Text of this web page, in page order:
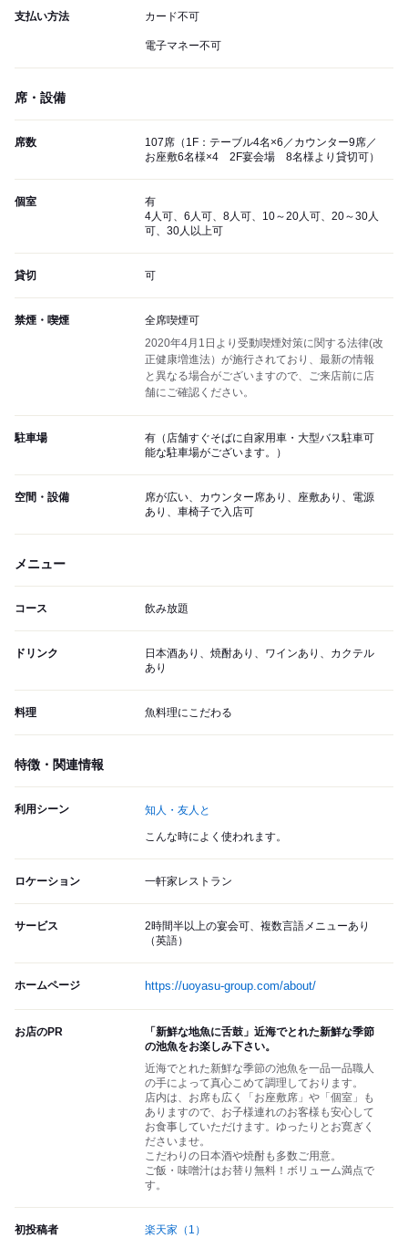
支払い方法 カード不可
電子マネー不可
席・設備
席数
107席（1F：テーブル4名×6／カウンター9席／
お座敷6名様×4 2F宴会場 8名様より貸切可）
個室
有
4人可、6人可、8人可、10～20人可、20～30人
可、30人以上可
貸切 可
禁煙・喫煙
全席喫煙可
2020年4月1日より受動喫煙対策に関する法律(改
正健康増進法）が施行されており、最新の情報
と異なる場合がございますので、ご来店前に店
舗にご確認ください。
駐車場
有（店舗すぐそばに自家用車・大型バス駐車可
能な駐車場がございます。）
空間・設備
席が広い、カウンター席あり、座敷あり、電源
あり、車椅子で入店可
メニュー
コース 飲み放題
ドリンク
日本酒あり、焼酎あり、ワインあり、カクテル
あり
料理 魚料理にこだわる
特徴・関連情報
利用シーン 知人・友人と
こんな時によく使われます。
ロケーション 一軒家レストラン
サービス
2時間半以上の宴会可、複数言語メニューあり
（英語）
ホームページ https://uoyasu-group.com/about/
お店のPR
「新鮮な地魚に舌鼓」近海でとれた新鮮な季節
の池魚をお楽しみ下さい。
近海でとれた新鮮な季節の池魚を一品一品職人
の手によって真心こめて調理しております。
店内は、お席も広く「お座敷席」や「個室」も
ありますので、お子様連れのお客様も安心して
お食事していただけます。ゆったりとお寛ぎく
ださいませ。
こだわりの日本酒や焼酎も多数ご用意。
ご飯・味噌汁はお替り無料！ボリューム満点で
す。
初投稿者 楽天家 （1）